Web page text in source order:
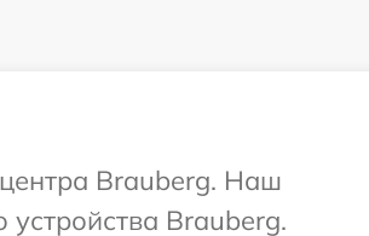
Brauberg. Наш
Brauberg.